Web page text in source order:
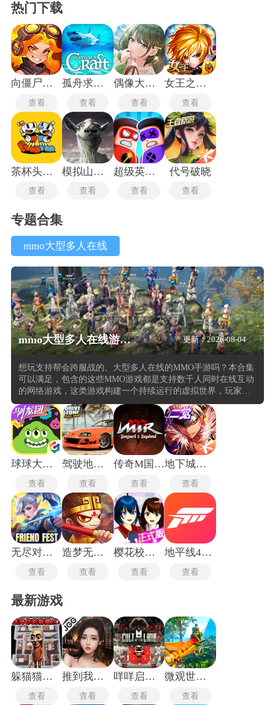
热门下载
向僵尸开炮
查看
孤舟求生正版
查看
偶像大师闪耀色彩
查看
女王之刃手游
查看
茶杯头大冒险手游
查看
模拟山羊僵尸版
查看
超级英雄联盟中文版
查看
代号破晓
查看
专题合集
mmo大型多人在线
mmo大型多人在线游戏合集 更新：2026-08-04
想玩支持帮会跨服战的、大型多人在线的MMO手游吗？本合集
可以满足，包含的这些MMO游戏都是支持数千人同时在线互动
的网络游戏，这类游戏构建一个持续运行的虚拟世界，玩家登
录后操控自定义角色在该世界中进行探索与战斗。角色成长体
系通常包含等级提升与技能学习两类路径，击败怪物或完成任
务获得经验值，累积满额后等级提升并解锁新能力。任务系统
发布多样目标，包括收集物品、击败指定敌人或护送非玩家角
色到特定地点。经济系统设置独立交易渠道，玩家之间直接交
换装备与消耗品，部分采用拍卖行模式进行竞价买卖。公会机
制允许长期协作的玩家组建固定社群，占领领地的公会能获取
专属资源产地。
球球大作战驯龙团
查看
驾驶地带OL
查看
传奇M国际服
查看
地下城与勇士国际服
查看
无尽对决体验服
查看
造梦无双最新版
查看
樱花校园模拟器婴儿版
查看
地平线4最新版
查看
最新游戏
躲猫猫行动手机版
查看
推到我总裁
查看
咩咩启示录安卓版
查看
微观世界生存
查看